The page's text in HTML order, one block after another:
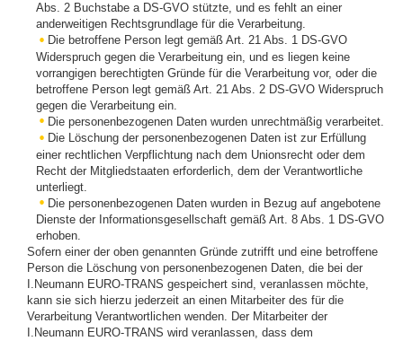
Abs. 2 Buchstabe a DS-GVO stützte, und es fehlt an einer
anderweitigen Rechtsgrundlage für die Verarbeitung.
Die betroffene Person legt gemäß Art. 21 Abs. 1 DS-GVO
Widerspruch gegen die Verarbeitung ein, und es liegen keine
vorrangigen berechtigten Gründe für die Verarbeitung vor, oder die
betroffene Person legt gemäß Art. 21 Abs. 2 DS-GVO Widerspruch
gegen die Verarbeitung ein.
Die personenbezogenen Daten wurden unrechtmäßig verarbeitet.
Die Löschung der personenbezogenen Daten ist zur Erfüllung
einer rechtlichen Verpflichtung nach dem Unionsrecht oder dem
Recht der Mitgliedstaaten erforderlich, dem der Verantwortliche
unterliegt.
Die personenbezogenen Daten wurden in Bezug auf angebotene
Dienste der Informationsgesellschaft gemäß Art. 8 Abs. 1 DS-GVO
erhoben.
Sofern einer der oben genannten Gründe zutrifft und eine betroffene
Person die Löschung von personenbezogenen Daten, die bei der
I.Neumann EURO-TRANS gespeichert sind, veranlassen möchte,
kann sie sich hierzu jederzeit an einen Mitarbeiter des für die
Verarbeitung Verantwortlichen wenden. Der Mitarbeiter der
I.Neumann EURO-TRANS wird veranlassen, dass dem